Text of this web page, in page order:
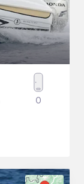
0